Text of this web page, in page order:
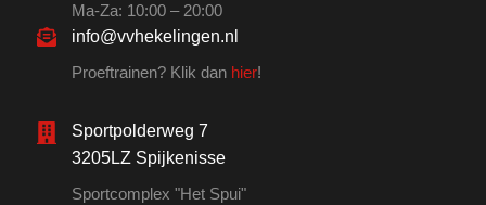
Ma-Za: 10:00 – 20:00
info@vvhekelingen.nl
Proeftrainen? Klik dan hier!
Sportpolderweg 7
3205LZ Spijkenisse
Sportcomplex "Het Spui"